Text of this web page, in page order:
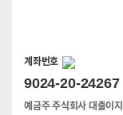
계좌번호
9024-20-24267
예금주 주식회사 대출이지